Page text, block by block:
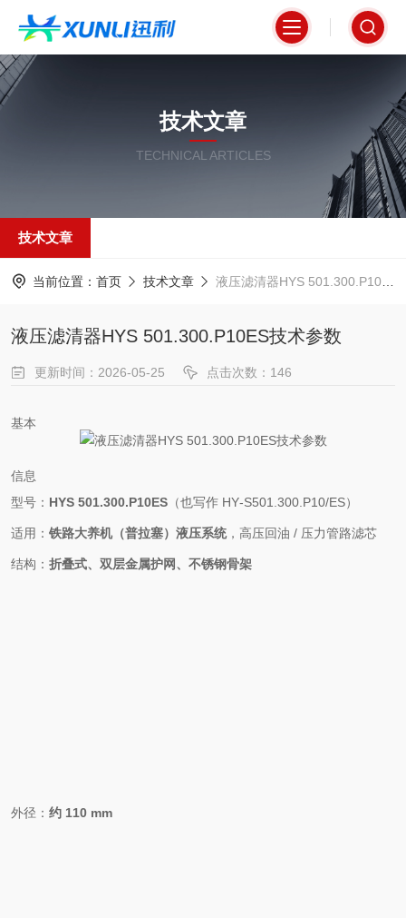
技术文章
TECHNICAL ARTICLES
技术文章
当前位置： 首页 技术文章 液压滤清器HYS 501.300.P10ES技术参数
液压滤清器HYS 501.300.P10ES技术参数
更新时间：2026-05-25 点击次数：146
基本
信息
型号： HYS 501.300.P10ES （也写作 HY‑S501.300.P10/ES）
适用： 铁路大养机（普拉塞）液压系统，高压回油 / 压力管路滤芯
结构： 折叠式、双层金属护网、不锈钢骨架
外径： 约 110 mm